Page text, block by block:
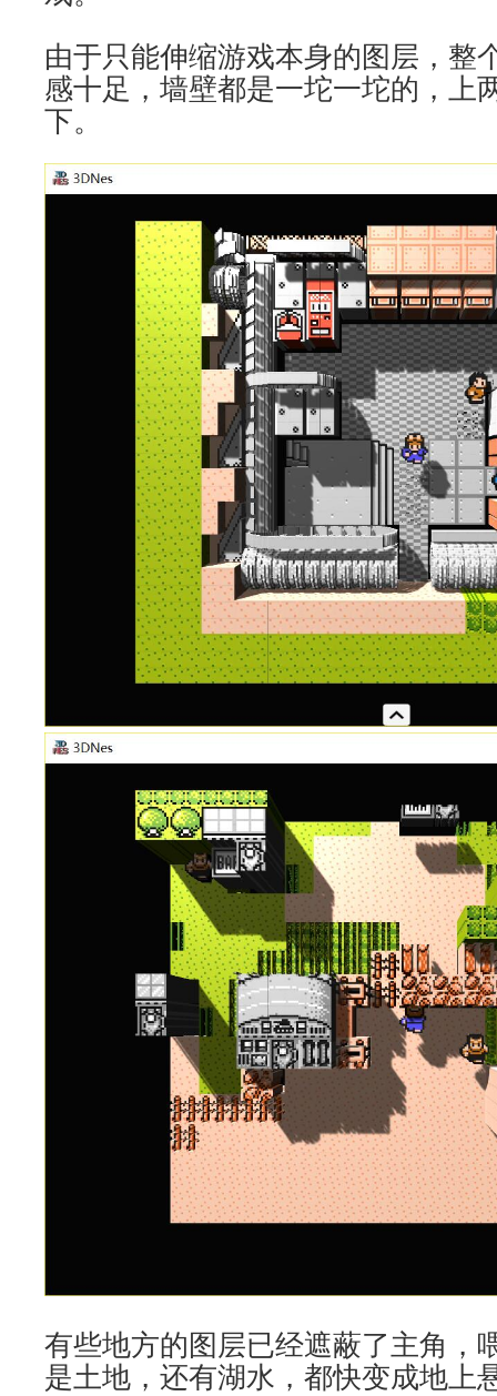
由于只能伸缩游戏本身的图层，
感十足，墙壁都是一坨一坨的，上
下。
有些地方的图层已经遮蔽了主角
是土地，还有湖水，都快变成地上